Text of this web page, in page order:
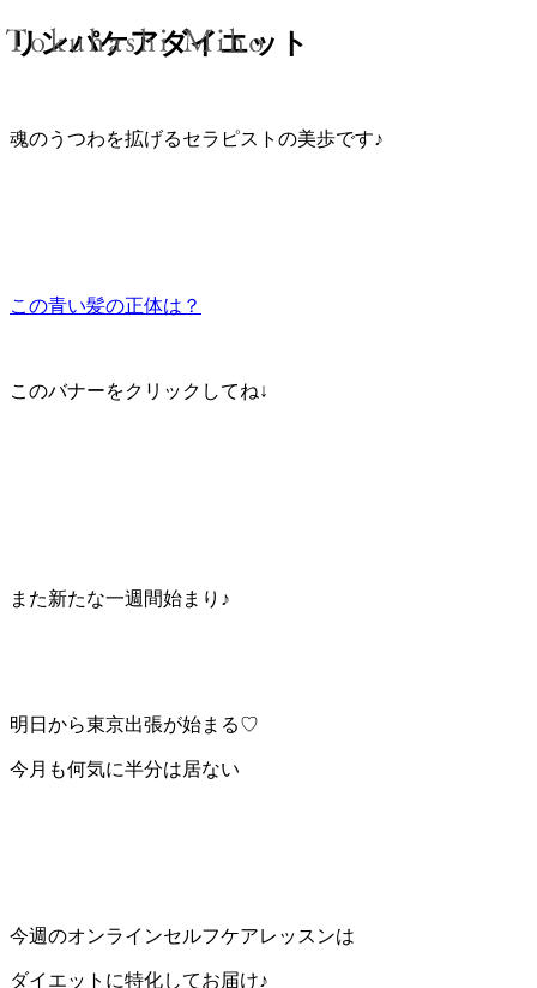
リンパケアダイエット
魂のうつわを拡げるセラピストの美歩です♪
この青い髪の正体は？
このバナーをクリックしてね↓
また新たな一週間始まり♪
明日から東京出張が始まる♡
今月も何気に半分は居ない
今週のオンラインセルフケアレッスンは
ダイエットに特化してお届け♪